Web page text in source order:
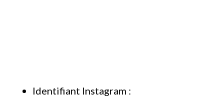
Identifiant Instagram :